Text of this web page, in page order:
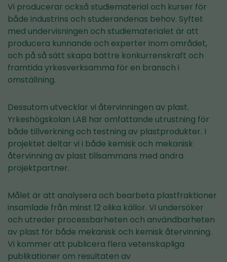
Vi producerar också studiematerial och kurser för
både industrins och studerandenas behov. Syftet
med undervisningen och studiematerialet är att
producera kunnande och experter inom området,
och på så sätt skapa bättre konkurrenskraft och
framtida yrkesverksamma för en bransch i
omställning.
Dessutom utvecklar vi återvinningen av plast.
Yrkeshögskolan LAB har omfattande utrustning för
både tillverkning och testning av plastprodukter. I
projektet deltar vi i både kemisk och mekanisk
återvinning av plast tillsammans med andra
projektpartner.
Målet är att analysera och bearbeta plastfraktioner
insamlade från minst 12 olika källor. Vi undersöker
och utreder processbarheten och användbarheten
av plast för både mekanisk och kemisk återvinning.
Vi kommer att publicera flera vetenskapliga
publikationer om resultaten av